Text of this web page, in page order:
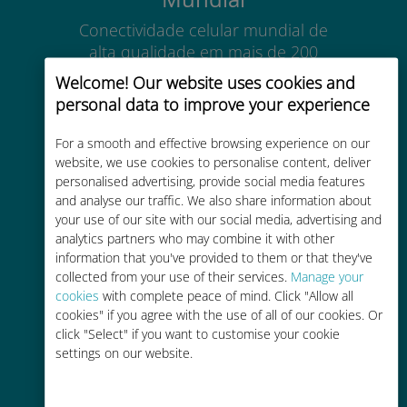
Welcome! Our website uses cookies and
personal data to improve your experience
For a smooth and effective browsing experience on our
website, we use cookies to personalise content, deliver
personalised advertising, provide social media features
and analyse our traffic. We also share information about
your use of our site with our social media, advertising and
analytics partners who may combine it with other
information that you've provided to them or that they've
collected from your use of their services. Manage your
cookies with complete peace of mind. Click "Allow all
cookies" if you agree with the use of all of our cookies. Or
click "Select" if you want to customise your cookie
settings on our website.
Conectividade celular mundial de
alta qualidade em mais de 200
destinos
Custo-benefício
Até 90% mais barato do que as
tarifas de roaming de sua
operadora atual